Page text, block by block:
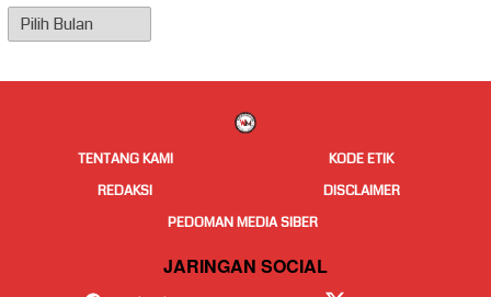
Arsip
Berita
TENTANG KAMI
KODE ETIK
REDAKSI
DISCLAIMER
PEDOMAN MEDIA SIBER
JARINGAN SOCIAL